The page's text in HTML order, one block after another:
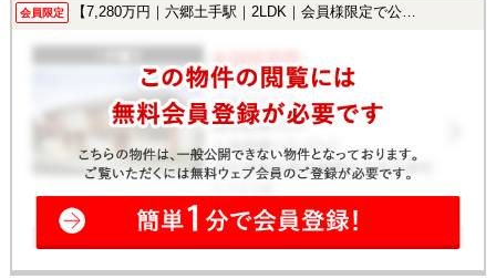
会員限定 【7,280万円｜六郷土手駅｜2LDK｜会員様限定で公開中！】